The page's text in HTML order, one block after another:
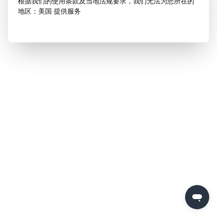
地区：美国 提供服务